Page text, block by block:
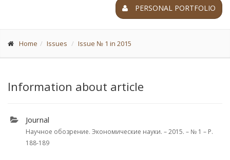
PERSONAL PORTFOLIO
Home Issues Issue № 1 in 2015
Information about article
Journal
Научное обозрение. Экономические науки. – 2015. – № 1 – P.
188-189